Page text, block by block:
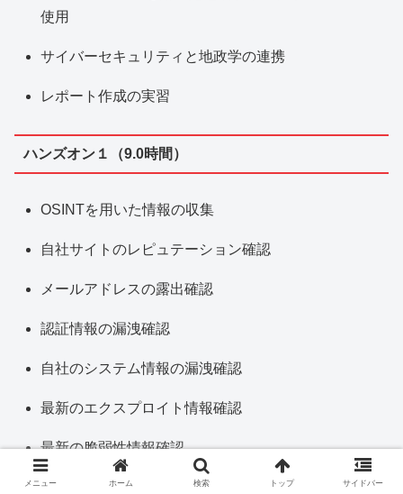
使用
サイバーセキュリティと地政学の連携
レポート作成の実習
ハンズオン１（9.0時間）
OSINTを用いた情報の収集
自社サイトのレピュテーション確認
メールアドレスの露出確認
認証情報の漏洩確認
自社のシステム情報の漏洩確認
最新のエクスプロイト情報確認
最新の脆弱性情報確認
メニュー ホーム 検索 トップ サイドバー